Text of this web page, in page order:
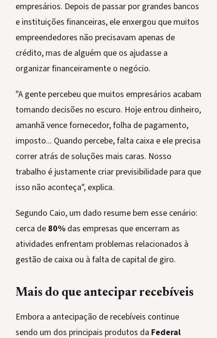
empresários. Depois de passar por grandes bancos
e instituições financeiras, ele enxergou que muitos
empreendedores não precisavam apenas de
crédito, mas de alguém que os ajudasse a
organizar financeiramente o negócio.
"A gente percebeu que muitos empresários acabam
tomando decisões no escuro. Hoje entrou dinheiro,
amanhã vence fornecedor, folha de pagamento,
imposto... Quando percebe, falta caixa e ele precisa
correr atrás de soluções mais caras. Nosso
trabalho é justamente criar previsibilidade para que
isso não aconteça", explica.
Segundo Caio, um dado resume bem esse cenário:
cerca de 80% das empresas que encerram as
atividades enfrentam problemas relacionados à
gestão de caixa ou à falta de capital de giro.
Mais do que antecipar recebíveis
Embora a antecipação de recebíveis continue
sendo um dos principais produtos da Federal